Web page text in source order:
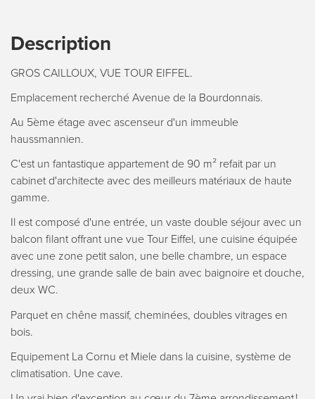
Description
GROS CAILLOUX, VUE TOUR EIFFEL.
Emplacement recherché Avenue de la Bourdonnais.
Au 5ème étage avec ascenseur d'un immeuble
haussmannien.
C'est un fantastique appartement de 90 m² refait par un
cabinet d'architecte avec des meilleurs matériaux de haute
gamme.
Il est composé d'une entrée, un vaste double séjour avec un
balcon filant offrant une vue Tour Eiffel, une cuisine équipée
avec une zone petit salon, une belle chambre, un espace
dressing, une grande salle de bain avec baignoire et douche,
deux WC.
Parquet en chêne massif, cheminées, doubles vitrages en
bois.
Equipement La Cornu et Miele dans la cuisine, système de
climatisation. Une cave.